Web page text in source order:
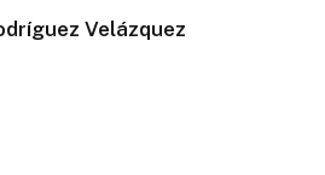
Velázquez